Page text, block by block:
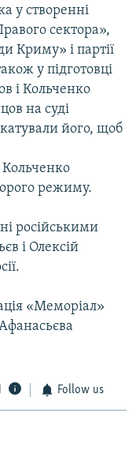
у створенні
сектора»,
Криму» і партії
у підготовці
і Кольченко
на суді
його, щоб
режиму.
російськими
і Олексій
«Меморіал»
Follow us